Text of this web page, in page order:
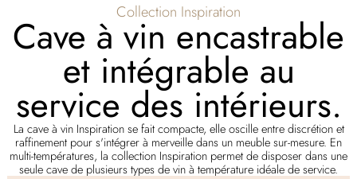
Collection Inspiration
Cave à vin encastrable
et intégrable au
service des intérieurs.
La cave à vin Inspiration se fait compacte, elle oscille entre discrétion et
raffinement pour s'intégrer à merveille dans un meuble sur-mesure. En
multi-températures, la collection Inspiration permet de disposer dans une
seule cave de plusieurs types de vin à température idéale de service.